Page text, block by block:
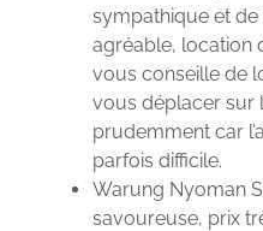
sympathique et
agréable, location
vous conseille de
vous déplacer sur
prudemment car
parfois difficile.
Warung Nyoman
savoureuse, prix